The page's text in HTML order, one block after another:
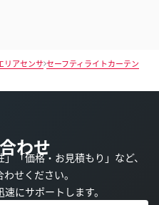
リアセンサ セーフティライトカーテン
わせ
「価格・お見積もり」など、
せください。
にサポートします。